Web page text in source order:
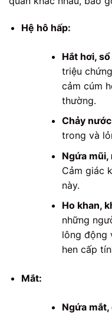
Hệ hô hấp:
Hắt hơi,
triệu
cảm cúm
thường.
Chảy
trong và
Ngứa
Cảm giác
này.
Ho khan,
những
lông động
hen cấp
Mắt:
Ngứa mắt,